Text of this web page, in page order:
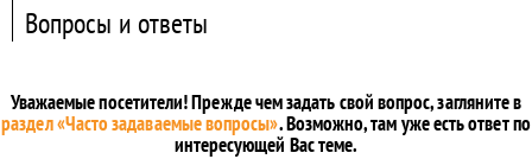
Вопросы и ответы
Уважаемые посетители! Прежде чем задать свой вопрос, загляните в
раздел «Часто задаваемые вопросы». Возможно, там уже есть ответ по
интересующей Вас теме.